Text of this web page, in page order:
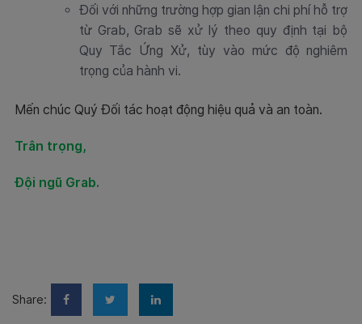
Đối với những trường hợp gian lận chi phí hỗ trợ
từ Grab, Grab sẽ xử lý theo quy định tại bộ
Quy Tắc Ứng Xử, tùy vào mức độ nghiêm
trọng của hành vi.
Mến chúc Quý Đối tác hoạt động hiệu quả và an toàn.
Trân trọng,
Đội ngũ Grab.
Share: